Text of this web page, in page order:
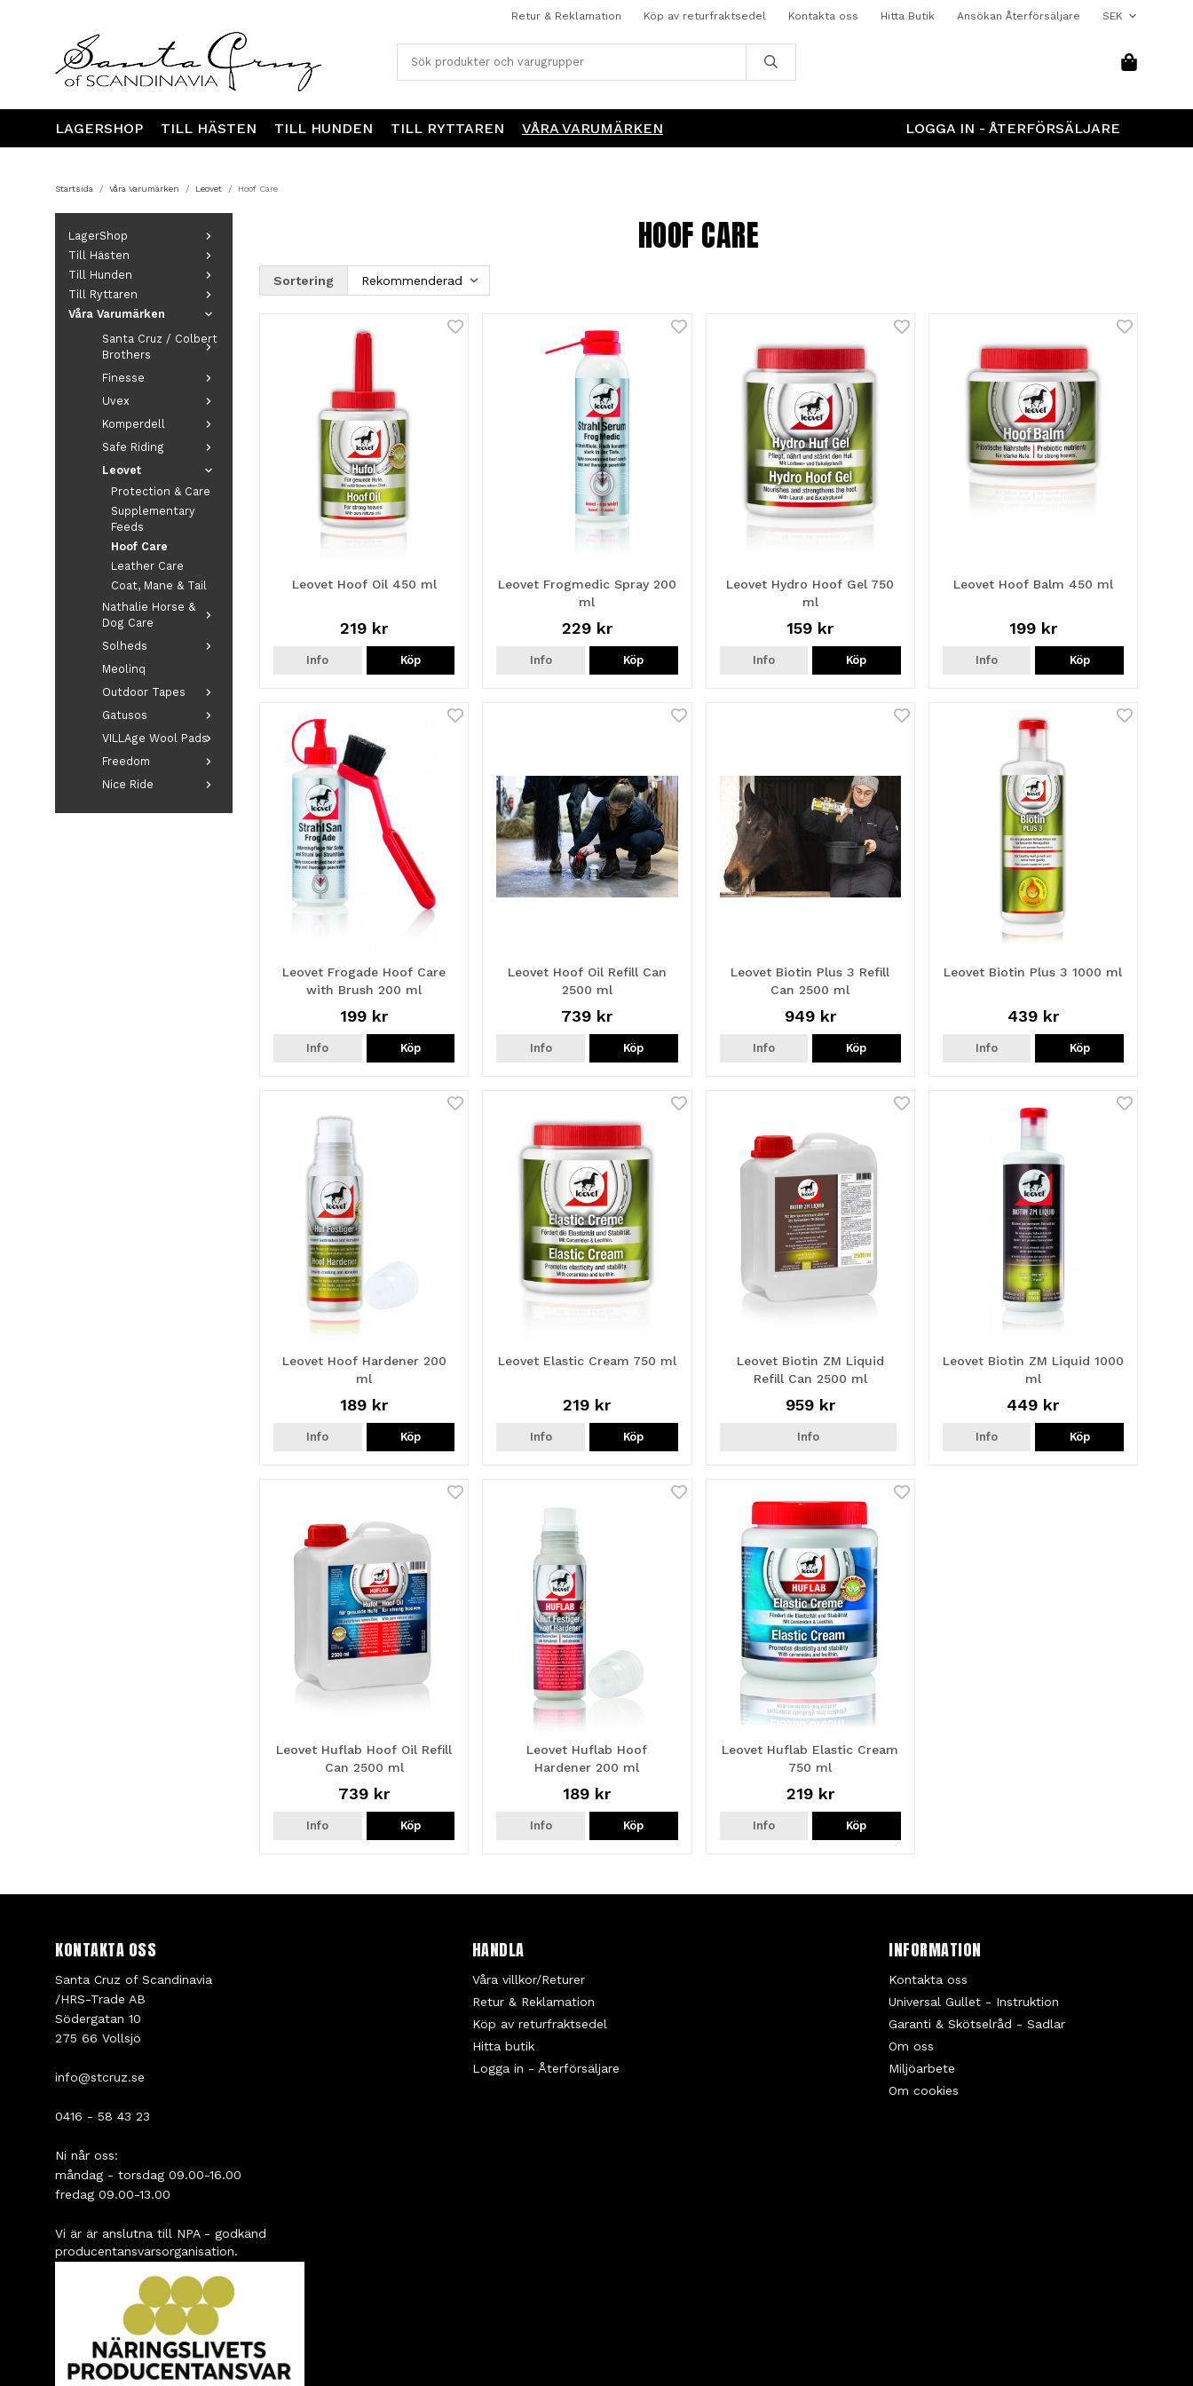
Retur & Reklamation Köp av returfraktsedel Kontakta oss Hitta Butik Ansökan Återförsäljare
LAGERSHOP TILL HÄSTEN TILL HUNDEN TILL RYTTAREN VÅRA VARUMÄRKEN LOGGA IN - ÅTERFÖRSÄLJARE
Startsida / Våra Varumärken / Leovet / Hoof Care
LagerShop
Till Hästen
Till Hunden
Till Ryttaren
Våra Varumärken
Santa Cruz / Colbert
Brothers
Finesse
Uvex
Komperdell
Safe Riding
Leovet
Protection & Care
Supplementary
Feeds
Hoof Care
Leather Care
Coat, Mane & Tail
Nathalie Horse &
Dog Care
Solheds
Meolinq
Outdoor Tapes
Gatusos
VILLAge Wool Pads
Freedom
Nice Ride
HOOF CARE
Sortering
Leovet Hoof Oil 450 ml
219 kr
Info Köp
Leovet Frogmedic Spray 200
ml
229 kr
Info Köp
Leovet Hydro Hoof Gel 750
ml
159 kr
Info Köp
Leovet Hoof Balm 450 ml
199 kr
Info Köp
Leovet Frogade Hoof Care
with Brush 200 ml
199 kr
Info Köp
Leovet Hoof Oil Refill Can
2500 ml
739 kr
Info Köp
Leovet Biotin Plus 3 Refill
Can 2500 ml
949 kr
Info Köp
Leovet Biotin Plus 3 1000 ml
439 kr
Info Köp
Leovet Hoof Hardener 200
ml
189 kr
Info Köp
Leovet Elastic Cream 750 ml
219 kr
Info Köp
Leovet Biotin ZM Liquid
Refill Can 2500 ml
959 kr
Info
Leovet Biotin ZM Liquid 1000
ml
449 kr
Info Köp
Leovet Huflab Hoof Oil Refill
Can 2500 ml
739 kr
Info Köp
Leovet Huflab Hoof
Hardener 200 ml
189 kr
Info Köp
Leovet Huflab Elastic Cream
750 ml
219 kr
Info Köp
KONTAKTA OSS
Santa Cruz of Scandinavia
/HRS-Trade AB
Södergatan 10
275 66 Vollsjö
info@stcruz.se
0416 - 58 43 23
Ni når oss:
måndag - torsdag 09.00-16.00
fredag 09.00-13.00
Vi är är anslutna till NPA - godkänd
producentansvarsorganisation.
HANDLA
Våra villkor/Returer
Retur & Reklamation
Köp av returfraktsedel
Hitta butik
Logga in - Återförsäljare
INFORMATION
Kontakta oss
Universal Gullet - Instruktion
Garanti & Skötselråd - Sadlar
Om oss
Miljöarbete
Om cookies